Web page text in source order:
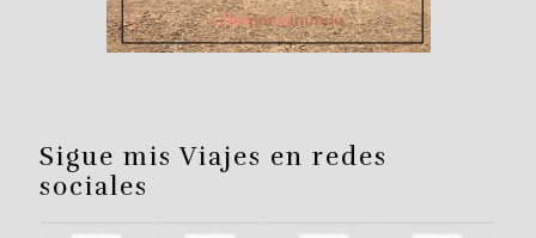
Sigue mis Viajes en redes
sociales